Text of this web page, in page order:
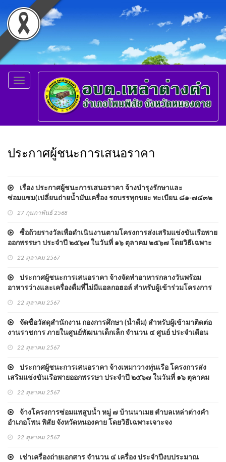
Toggle
navigation
ประกาศผู้ชนะการเสนอราคา
เรื่อง ประกาศผู้ชนะการเสนอราคา จ้างบำรุงรักษาและ
ซ่อมแซม(เปลี่ยนถ่ายน้ำมันเครื่อง รถบรรทุกขยะ ทะเบียน ๘๑-๗๔๓๒
หนองคาย) โดยวิธีเฉพาะเจาะจง
27 กุมภาพันธ์ 2568
ซื้อถ้วยรางวัลเพื่อดำเนินงานตามโครงการส่งเสริมแข่งขันเรือพาย
ออกพรรษา ประจำปี ๒๕๖๗ ในวันที่ ๑๖ ตุลาคม ๒๕๖๗ โดยวิธีเฉพาะ
22 ตุลาคม 2567
ประกาศผู้ชนะการเสนอราคา จ้างจัดทำอาหารกลางวันพร้อม
อาหารว่างและเครื่องดื่มที่ไม่มีแอลกอฮอล์ สำหรับผู้เข้าร่วมโครงการ
22 ตุลาคม 2567
จัดซื้อวัสดุสำนักงาน กองการศึกษา (น้ำดื่ม) สำหรับผู้เข้ามาติดต่อ
งานราชการ ภายในศูนย์พัฒนาเด็กเล็ก จำนวน ๔ ศูนย์ ประจำเดือน
วิธีเฉพาะเจาะจง
22 ตุลาคม 2567
ประกาศผู้ชนะการเสนอราคา จ้างเหมาวางทุ่นเรือ โครงการส่ง
เสริมแข่งขันเรือพายออกพรรษา ประจำปี ๒๕๖๗ ในวันที่ ๑๖ ตุลาคม
22 ตุลาคม 2567
จ้างโครงการซ่อมแพสูบน้ำ หมู่ ๗ บ้านนาเมย ตำบลเหล่าต่างคำ
อำเภอโพน พิสัย จังหวัดหนองคาย โดยวิธีเฉพาะเจาะจง
22 ตุลาคม 2567
เช่าเครื่องถ่ายเอกสาร จำนวน ๔ เครื่อง ประจำปีงบประมาณ